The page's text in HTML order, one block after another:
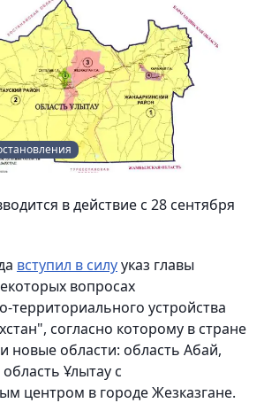
в действие с 28 сентября
вступил в силууказ главы
вопросах
территориального устройства
согласно которому в стране
новые области: область Абай,
Ұлытау с
центром в городе Жезказгане.